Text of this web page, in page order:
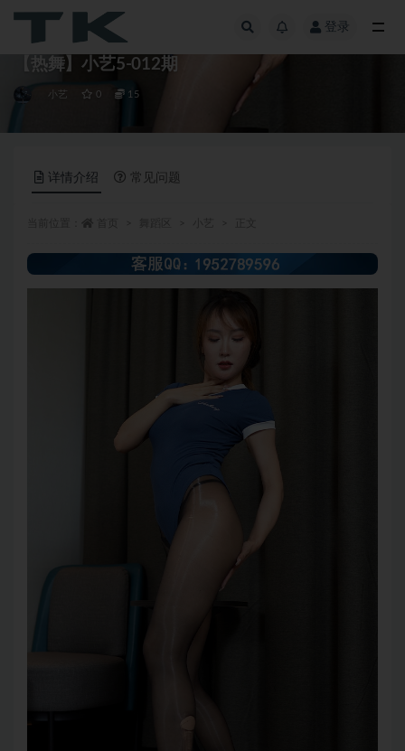
登录
【热舞】小艺5-012期
小艺 0 15
详情介绍 常见问题